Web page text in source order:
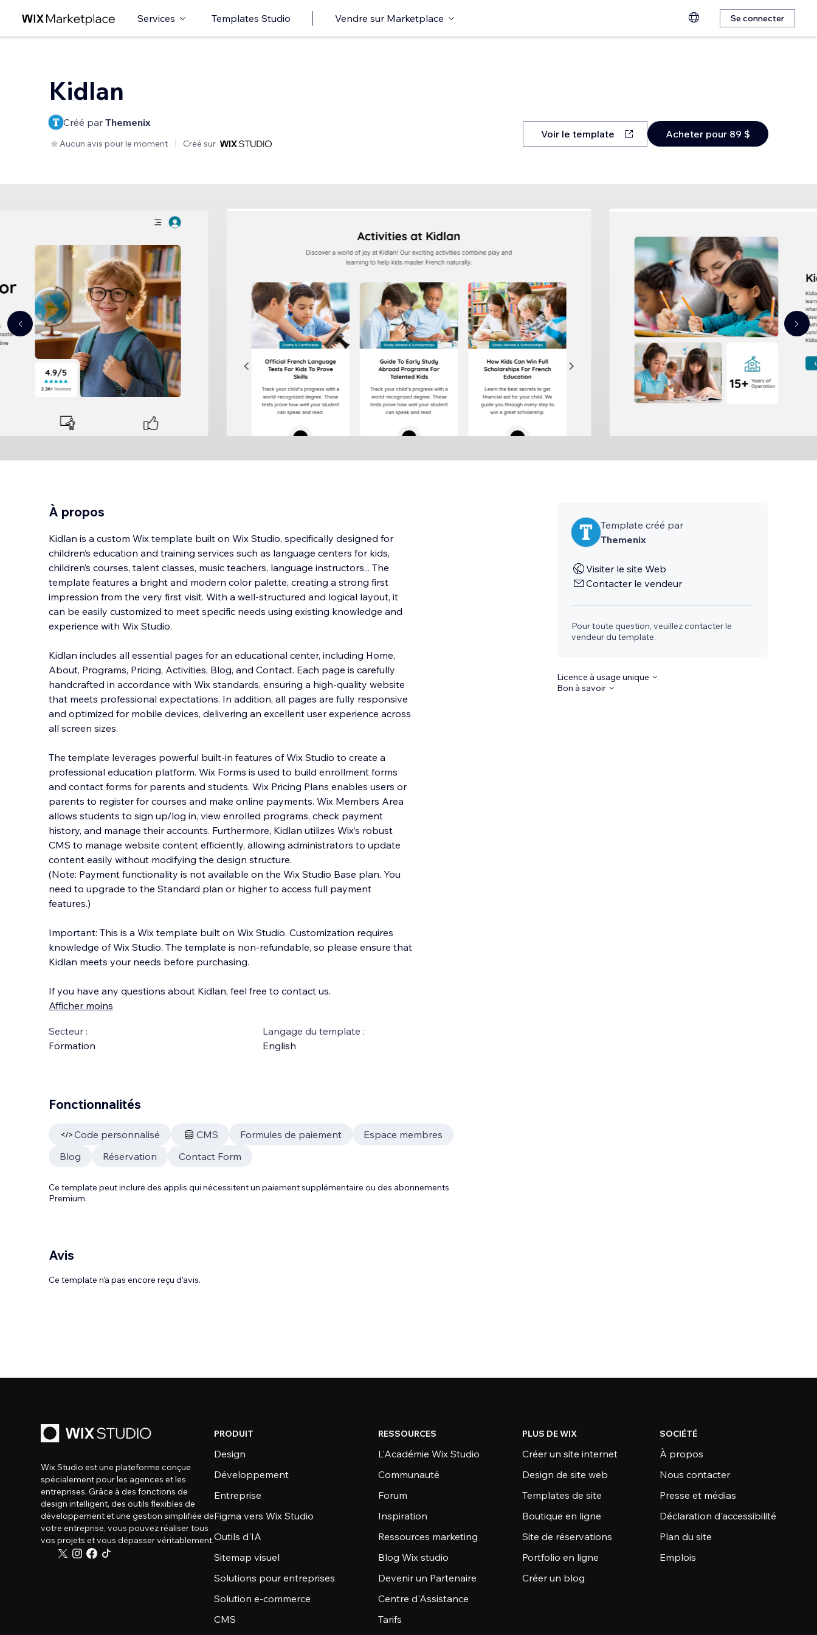
Services Templates Studio Vendre sur Marketplace Se connecter
Kidlan
Créé par Themenix
Aucun avis pour le moment Créé sur
Voir le template Acheter pour 89 $
À propos
Kidlan is a custom Wix template built on Wix Studio, specifically designed for
children’s education and training services such as language centers for kids,
children’s courses, talent classes, music teachers, language instructors... The
template features a bright and modern color palette, creating a strong first
impression from the very first visit. With a well-structured and logical layout, it
can be easily customized to meet specific needs using existing knowledge and
experience with Wix Studio.
Kidlan includes all essential pages for an educational center, including Home,
About, Programs, Pricing, Activities, Blog, and Contact. Each page is carefully
handcrafted in accordance with Wix standards, ensuring a high-quality website
that meets professional expectations. In addition, all pages are fully responsive
and optimized for mobile devices, delivering an excellent user experience across
all screen sizes.
The template leverages powerful built-in features of Wix Studio to create a
professional education platform. Wix Forms is used to build enrollment forms
and contact forms for parents and students. Wix Pricing Plans enables users or
parents to register for courses and make online payments. Wix Members Area
allows students to sign up/log in, view enrolled programs, check payment
history, and manage their accounts. Furthermore, Kidlan utilizes Wix’s robust
CMS to manage website content efficiently, allowing administrators to update
content easily without modifying the design structure.
(Note: Payment functionality is not available on the Wix Studio Base plan. You
need to upgrade to the Standard plan or higher to access full payment
features.)
Important: This is a Wix template built on Wix Studio. Customization requires
knowledge of Wix Studio. The template is non-refundable, so please ensure that
Kidlan meets your needs before purchasing.
If you have any questions about Kidlan, feel free to contact us.
Afficher moins
Secteur :
Formation
Langage du template :
English
Template créé par
Themenix
Visiter le site Web
Contacter le vendeur
Pour toute question, veuillez contacter le
vendeur du template.
Licence à usage unique
Bon à savoir
Fonctionnalités
Code personnalisé CMS Formules de paiement
Espace membres
Blog
Réservation Contact Form
Ce template peut inclure des applis qui nécessitent un paiement supplémentaire ou des abonnements
Premium.
Avis
Ce template n’a pas encore reçu d'avis.
Wix Studio est une plateforme conçue
spécialement pour les agences et les
entreprises. Grâce à des fonctions de
design intelligent, des outils flexibles de
développement et une gestion simplifiée de
votre entreprise, vous pouvez réaliser tous
vos projets et vous dépasser véritablement.
PRODUIT
Design
Développement
Entreprise
Figma vers Wix Studio
Outils d'IA
Sitemap visuel
Solutions pour entreprises
Solution e-commerce
CMS
RESSOURCES
L'Académie Wix Studio
Communauté
Forum
Inspiration
Ressources marketing
Blog Wix studio
Devenir un Partenaire
Centre d'Assistance
Tarifs
PLUS DE WIX
Créer un site internet
Design de site web
Templates de site
Boutique en ligne
Site de réservations
Portfolio en ligne
Créer un blog
SOCIÉTÉ
À propos
Nous contacter
Presse et médias
Déclaration d'accessibilité
Plan du site
Emplois